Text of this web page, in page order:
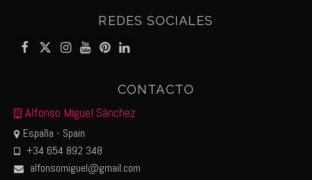
REDES SOCIALES
CONTACTO
Alfonso Miguel Sánchez
España - Spain
+34 654 892 348
alfonsomiguel@gmail.com